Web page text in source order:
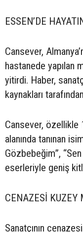
ESSEN’DE
Cansever,
hastanede yapılan
yitirdi. Haber,
kaynakları
Cansever, özellikle
alanında tanınan
Gözbebeğim”,
eserleriyle geniş
CENAZESİ KUZEY
Sanatçının